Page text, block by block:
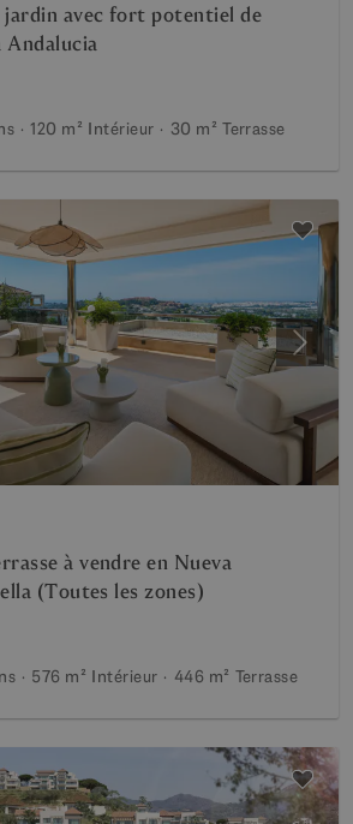
avec fort potentiel de
Andalucia
120 m² Intérieur 30 m² Terrasse
à vendre en Nueva
(Toutes les zones)
576 m² Intérieur 446 m² Terrasse